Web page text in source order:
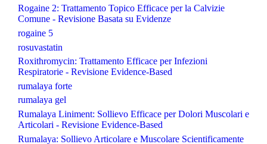
Rogaine 2: Trattamento Topico Efficace per la Calvizie
Comune - Revisione Basata su Evidenze
rogaine 5
rosuvastatin
Roxithromycin: Trattamento Efficace per Infezioni
Respiratorie - Revisione Evidence-Based
rumalaya forte
rumalaya gel
Rumalaya Liniment: Sollievo Efficace per Dolori Muscolari e
Articolari - Revisione Evidence-Based
Rumalaya: Sollievo Articolare e Muscolare Scientificamente